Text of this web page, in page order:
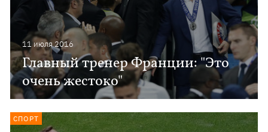
11 июля 2016
Главный тренер Франции: "Это
очень жестоко"
СПОРТ